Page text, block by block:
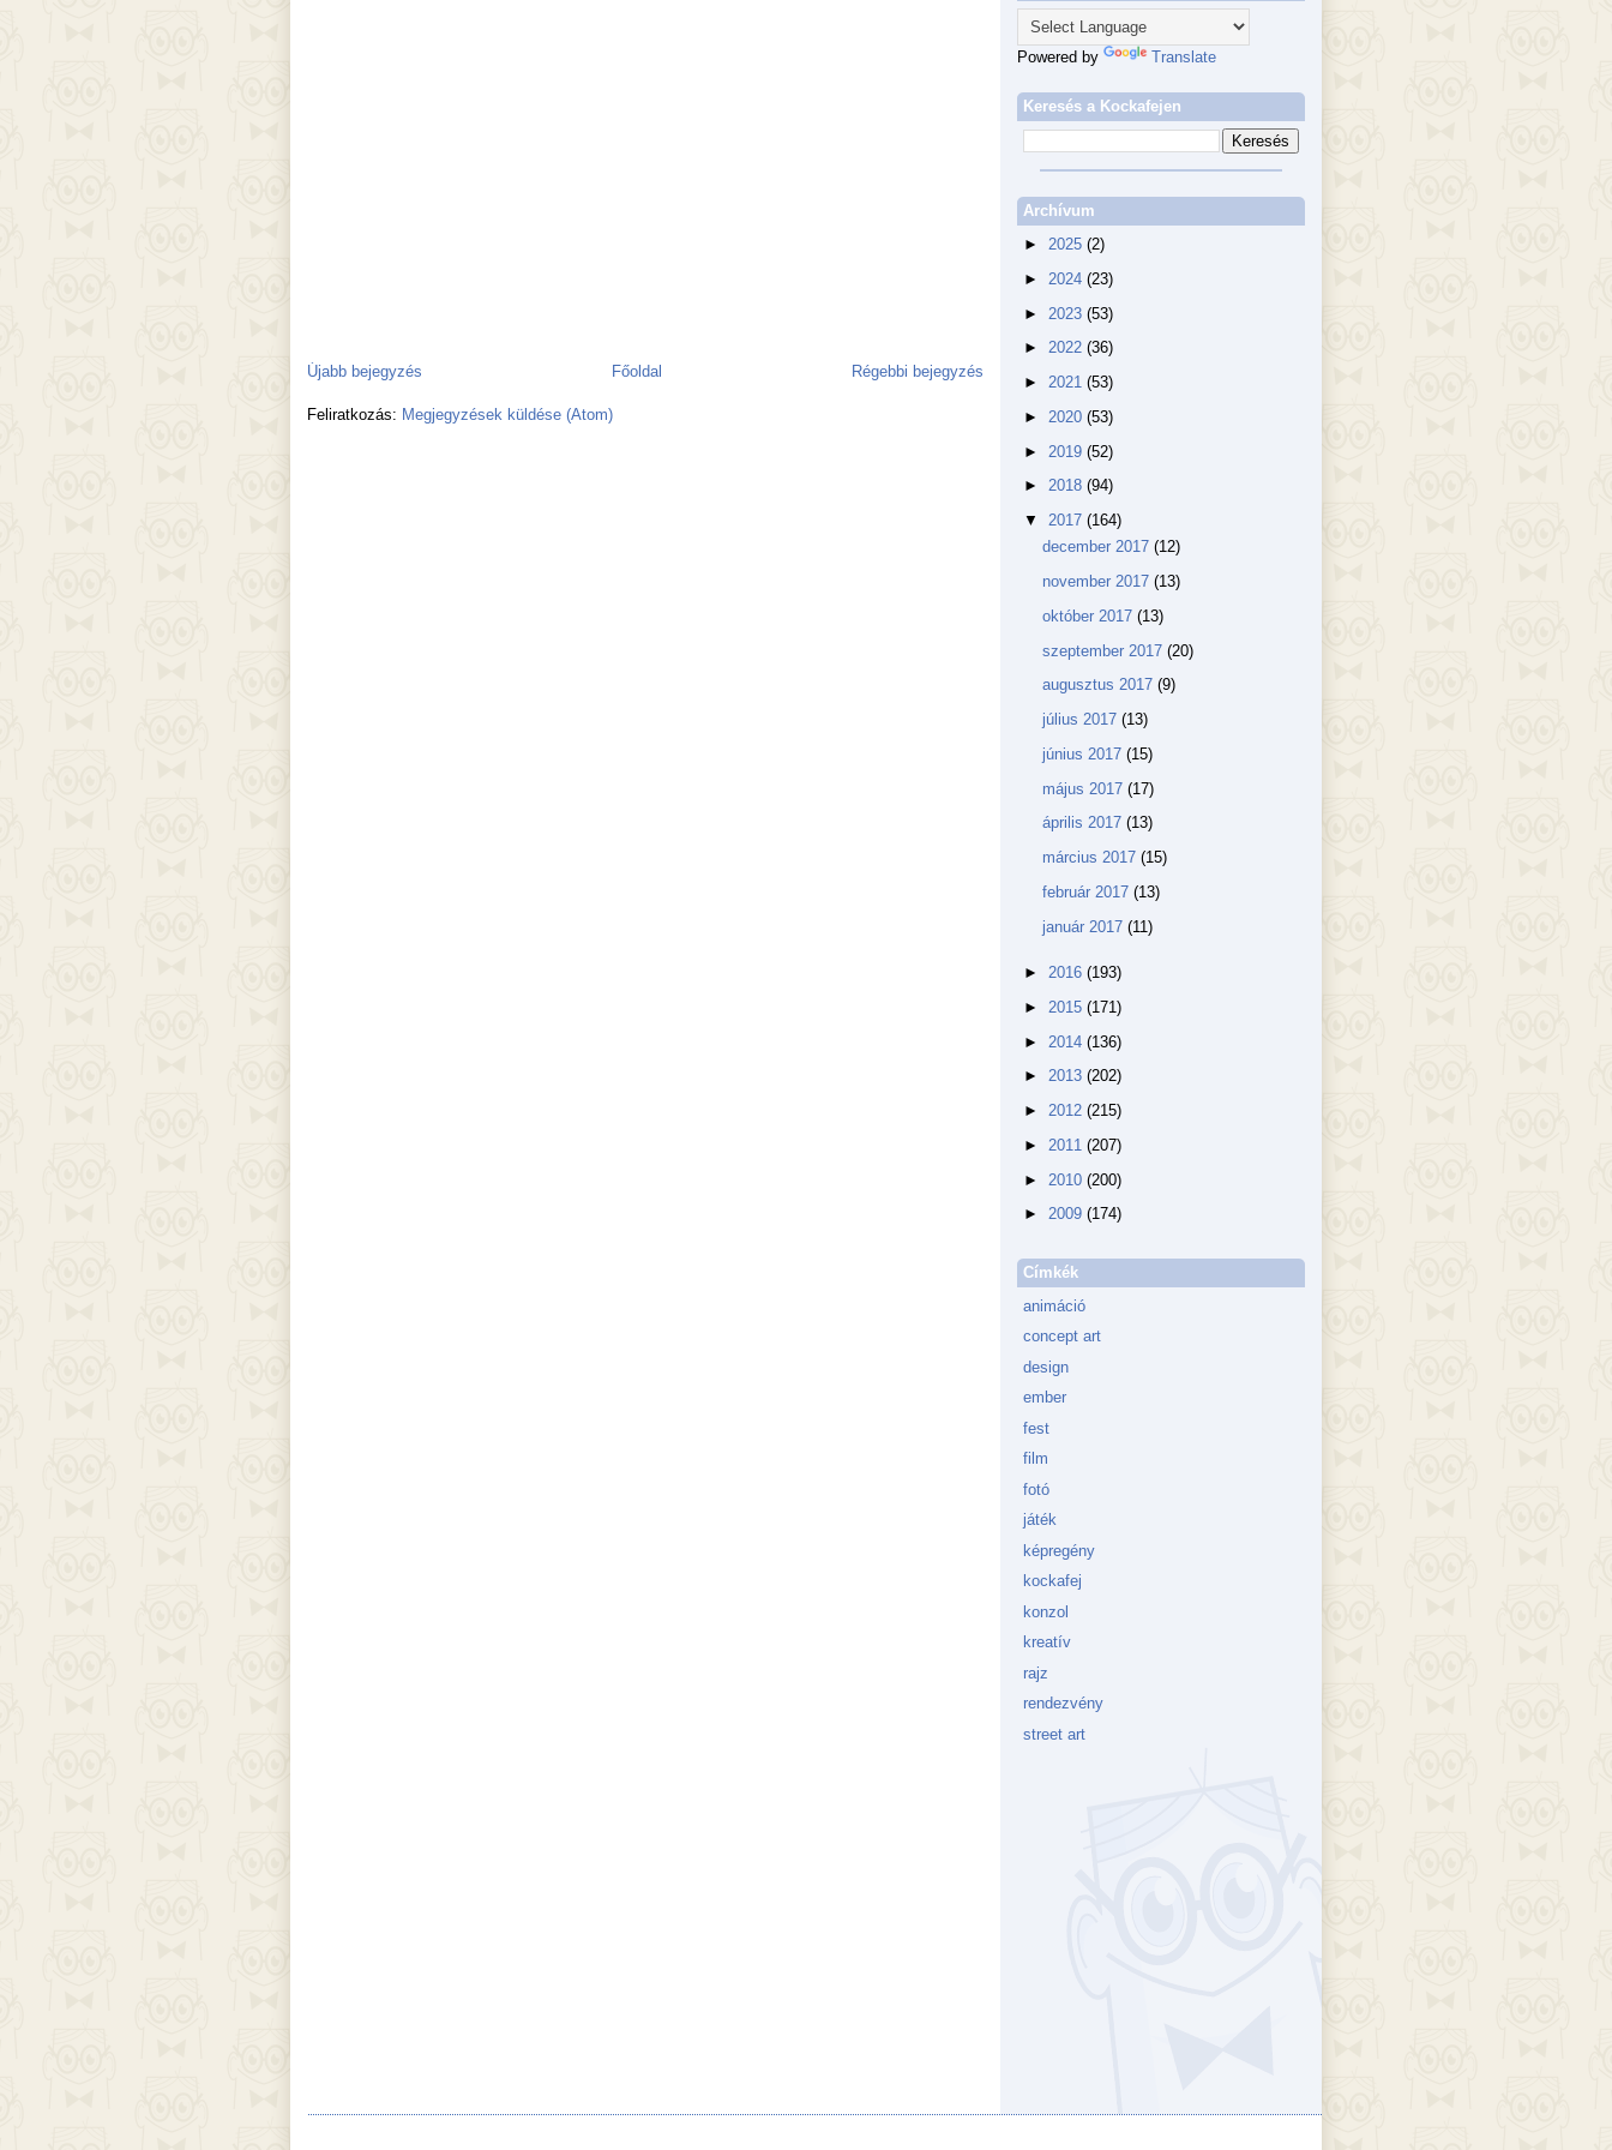
Újabb bejegyzés Régebbi bejegyzés
Főoldal
Feliratkozás: Megjegyzések küldése (Atom)
Powered by Translate
Keresés a Kockafejen
Archívum
► 2025 (2)
► 2024 (23)
► 2023 (53)
► 2022 (36)
► 2021 (53)
► 2020 (53)
► 2019 (52)
► 2018 (94)
▼ 2017 (164)
december 2017 (12)
november 2017 (13)
október 2017 (13)
szeptember 2017 (20)
augusztus 2017 (9)
július 2017 (13)
június 2017 (15)
május 2017 (17)
április 2017 (13)
március 2017 (15)
február 2017 (13)
január 2017 (11)
► 2016 (193)
► 2015 (171)
► 2014 (136)
► 2013 (202)
► 2012 (215)
► 2011 (207)
► 2010 (200)
► 2009 (174)
Címkék
animáció
concept art
design
ember
fest
film
fotó
játék
képregény
kockafej
konzol
kreatív
rajz
rendezvény
street art